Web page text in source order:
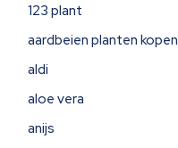
123 plant
aardbeien planten kopen
aldi
aloe vera
anijs